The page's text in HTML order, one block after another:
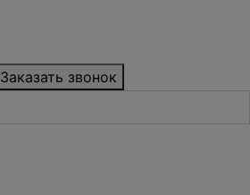
Заказать звонок